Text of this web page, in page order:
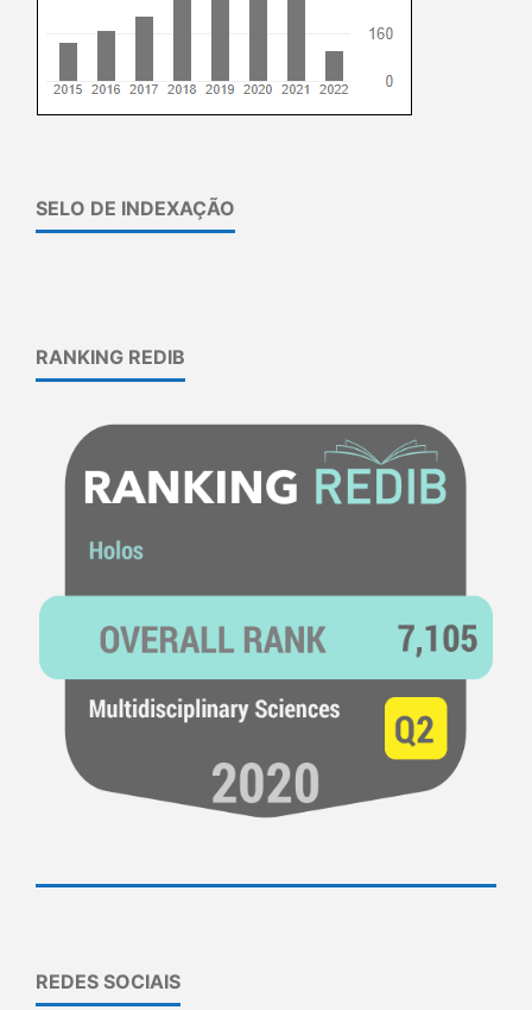
SELO DE INDEXAÇÃO
RANKING REDIB
REDES SOCIAIS